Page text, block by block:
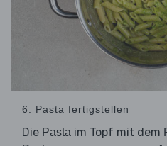
6. Pasta fertigstellen
Die Pasta im Topf mit dem